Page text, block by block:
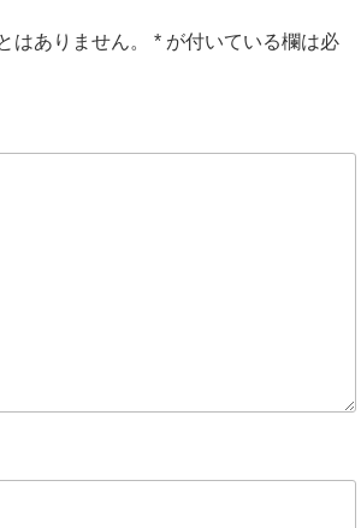
はありません。 * が付いている欄は必